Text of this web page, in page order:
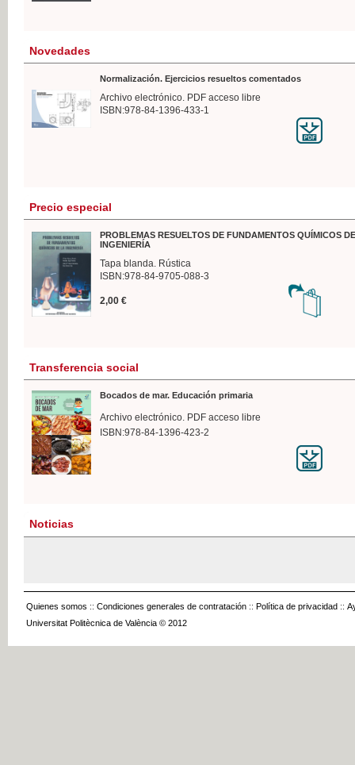
Novedades
Normalización. Ejercicios resueltos comentados
Archivo electrónico. PDF acceso libre
ISBN:978-84-1396-433-1
Precio especial
PROBLEMAS RESUELTOS DE FUNDAMENTOS QUÍMICOS
INGENIERÍA
Tapa blanda. Rústica
ISBN:978-84-9705-088-3
2,00 €
Transferencia social
Bocados de mar. Educación primaria
Archivo electrónico. PDF acceso libre
ISBN:978-84-1396-423-2
Noticias
Quienes somos :: Condiciones generales de contratación :: Política de privacidad ::
Universitat Politècnica de València © 2012